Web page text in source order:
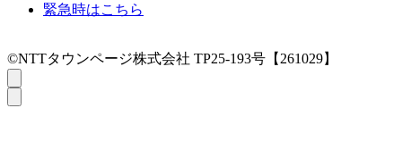
緊急時はこちら
©NTTタウンページ株式会社 TP25-193号【261029】